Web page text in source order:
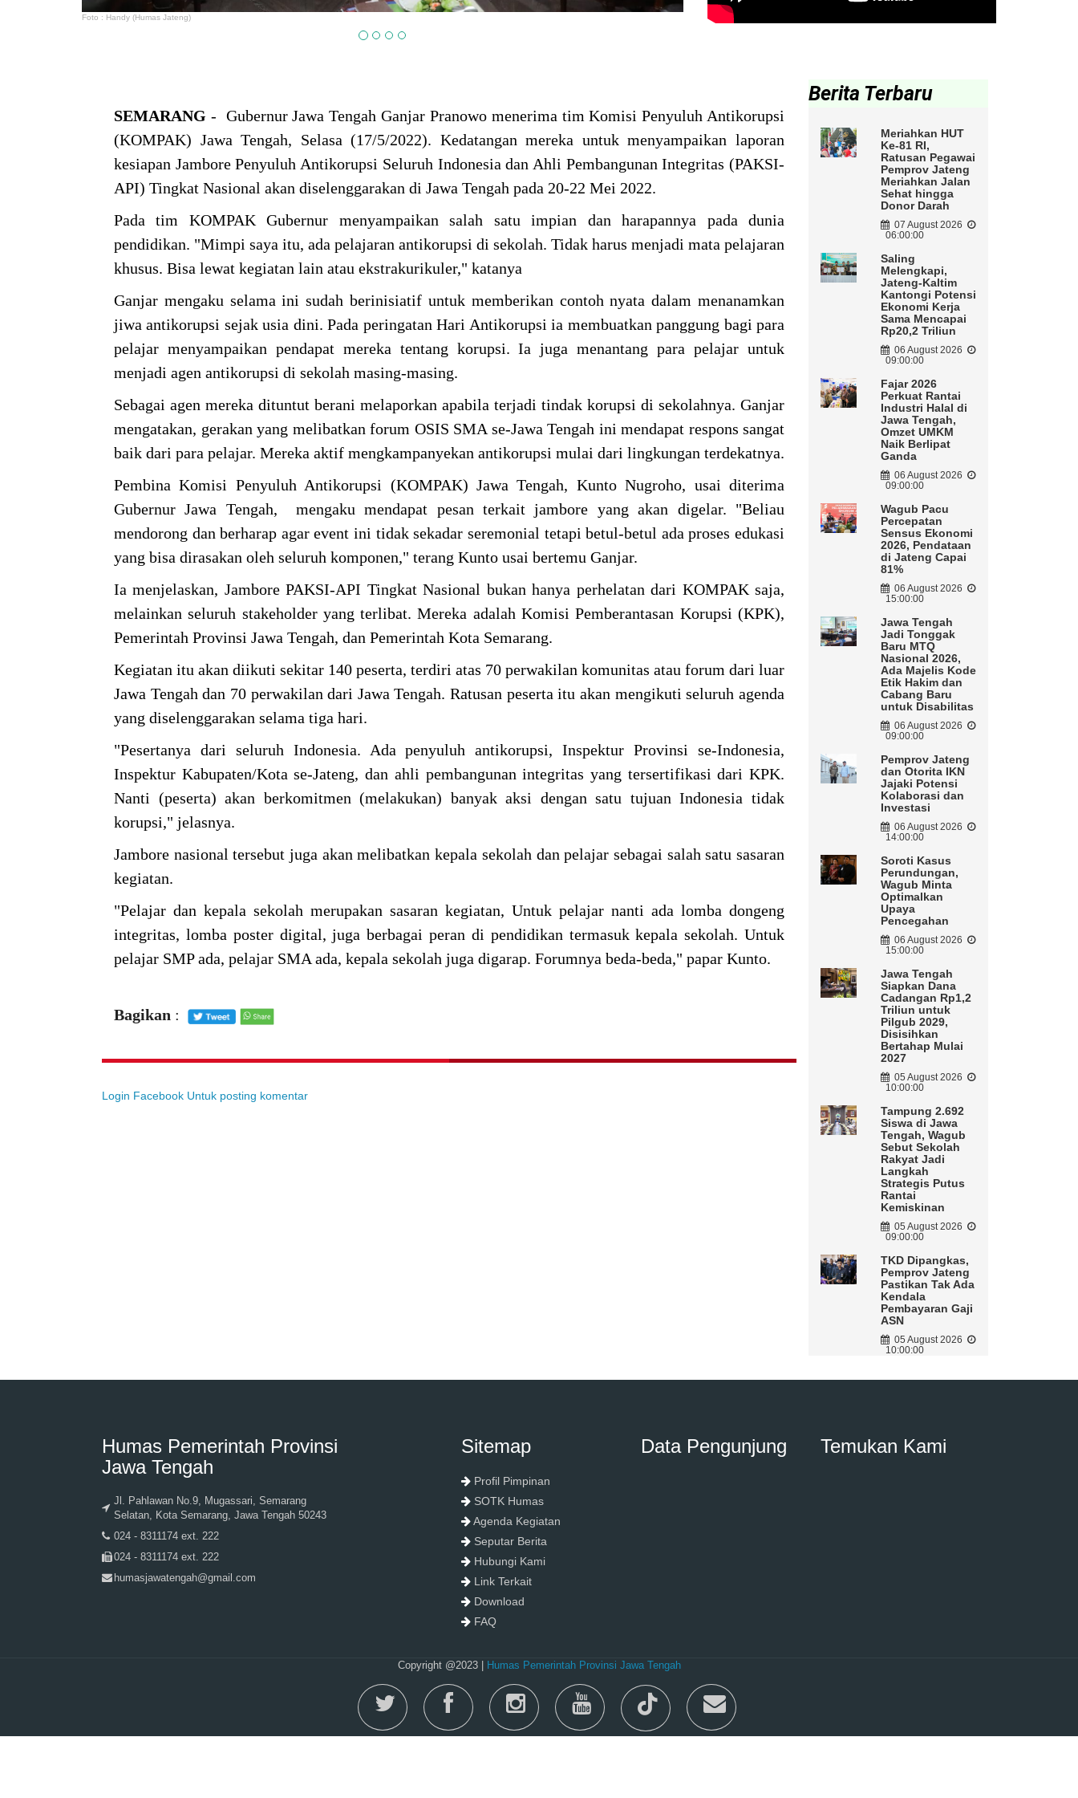
Foto : Handy (Humas Jateng)
SEMARANG - Gubernur Jawa Tengah Ganjar Pranowo menerima tim Komisi Penyuluh Antikorupsi
(KOMPAK) Jawa Tengah, Selasa (17/5/2022). Kedatangan mereka untuk menyampaikan laporan
kesiapan Jambore Penyuluh Antikorupsi Seluruh Indonesia dan Ahli Pembangunan Integritas (PAKSI-
API) Tingkat Nasional akan diselenggarakan di Jawa Tengah pada 20-22 Mei 2022.
Pada tim KOMPAK Gubernur menyampaikan salah satu impian dan harapannya pada dunia
pendidikan. "Mimpi saya itu, ada pelajaran antikorupsi di sekolah. Tidak harus menjadi mata pelajaran
khusus. Bisa lewat kegiatan lain atau ekstrakurikuler," katanya
Ganjar mengaku selama ini sudah berinisiatif untuk memberikan contoh nyata dalam menanamkan
jiwa antikorupsi sejak usia dini. Pada peringatan Hari Antikorupsi ia membuatkan panggung bagi para
pelajar menyampaikan pendapat mereka tentang korupsi. Ia juga menantang para pelajar untuk
menjadi agen antikorupsi di sekolah masing-masing.
Sebagai agen mereka dituntut berani melaporkan apabila terjadi tindak korupsi di sekolahnya. Ganjar
mengatakan, gerakan yang melibatkan forum OSIS SMA se-Jawa Tengah ini mendapat respons sangat
baik dari para pelajar. Mereka aktif mengkampanyekan antikorupsi mulai dari lingkungan terdekatnya.
Pembina Komisi Penyuluh Antikorupsi (KOMPAK) Jawa Tengah, Kunto Nugroho, usai diterima
Gubernur Jawa Tengah, mengaku mendapat pesan terkait jambore yang akan digelar. "Beliau
mendorong dan berharap agar event ini tidak sekadar seremonial tetapi betul-betul ada proses edukasi
yang bisa dirasakan oleh seluruh komponen," terang Kunto usai bertemu Ganjar.
Ia menjelaskan, Jambore PAKSI-API Tingkat Nasional bukan hanya perhelatan dari KOMPAK saja,
melainkan seluruh stakeholder yang terlibat. Mereka adalah Komisi Pemberantasan Korupsi (KPK),
Pemerintah Provinsi Jawa Tengah, dan Pemerintah Kota Semarang.
Kegiatan itu akan diikuti sekitar 140 peserta, terdiri atas 70 perwakilan komunitas atau forum dari luar
Jawa Tengah dan 70 perwakilan dari Jawa Tengah. Ratusan peserta itu akan mengikuti seluruh agenda
yang diselenggarakan selama tiga hari.
"Pesertanya dari seluruh Indonesia. Ada penyuluh antikorupsi, Inspektur Provinsi se-Indonesia,
Inspektur Kabupaten/Kota se-Jateng, dan ahli pembangunan integritas yang tersertifikasi dari KPK.
Nanti (peserta) akan berkomitmen (melakukan) banyak aksi dengan satu tujuan Indonesia tidak
korupsi," jelasnya.
Jambore nasional tersebut juga akan melibatkan kepala sekolah dan pelajar sebagai salah satu sasaran
kegiatan.
"Pelajar dan kepala sekolah merupakan sasaran kegiatan, Untuk pelajar nanti ada lomba dongeng
integritas, lomba poster digital, juga berbagai peran di pendidikan termasuk kepala sekolah. Untuk
pelajar SMP ada, pelajar SMA ada, kepala sekolah juga digarap. Forumnya beda-beda," papar Kunto.
Bagikan :
Login Facebook Untuk posting komentar
Berita Terbaru
Meriahkan HUT
Ke-81 RI,
Ratusan Pegawai
Pemprov Jateng
Meriahkan Jalan
Sehat hingga
Donor Darah
07 August 2026
06:00:00
Saling
Melengkapi,
Jateng-Kaltim
Kantongi Potensi
Ekonomi Kerja
Sama Mencapai
Rp20,2 Triliun
06 August 2026
09:00:00
Fajar 2026
Perkuat Rantai
Industri Halal di
Jawa Tengah,
Omzet UMKM
Naik Berlipat
Ganda
06 August 2026
09:00:00
Wagub Pacu
Percepatan
Sensus Ekonomi
2026, Pendataan
di Jateng Capai
81%
06 August 2026
15:00:00
Jawa Tengah
Jadi Tonggak
Baru MTQ
Nasional 2026,
Ada Majelis Kode
Etik Hakim dan
Cabang Baru
untuk Disabilitas
06 August 2026
09:00:00
Pemprov Jateng
dan Otorita IKN
Jajaki Potensi
Kolaborasi dan
Investasi
06 August 2026
14:00:00
Soroti Kasus
Perundungan,
Wagub Minta
Optimalkan
Upaya
Pencegahan
06 August 2026
15:00:00
Jawa Tengah
Siapkan Dana
Cadangan Rp1,2
Triliun untuk
Pilgub 2029,
Disisihkan
Bertahap Mulai
2027
05 August 2026
10:00:00
Tampung 2.692
Siswa di Jawa
Tengah, Wagub
Sebut Sekolah
Rakyat Jadi
Langkah
Strategis Putus
Rantai
Kemiskinan
05 August 2026
09:00:00
TKD Dipangkas,
Pemprov Jateng
Pastikan Tak Ada
Kendala
Pembayaran Gaji
ASN
05 August 2026
10:00:00
Humas Pemerintah Provinsi
Jawa Tengah
Jl. Pahlawan No.9, Mugassari, Semarang
Selatan, Kota Semarang, Jawa Tengah 50243
024 - 8311174 ext. 222
024 - 8311174 ext. 222
humasjawatengah@gmail.com
Sitemap
Profil Pimpinan
SOTK Humas
Agenda Kegiatan
Seputar Berita
Hubungi Kami
Link Terkait
Download
FAQ
Data Pengunjung Temukan Kami
Copyright @2023 | Humas Pemerintah Provinsi Jawa Tengah